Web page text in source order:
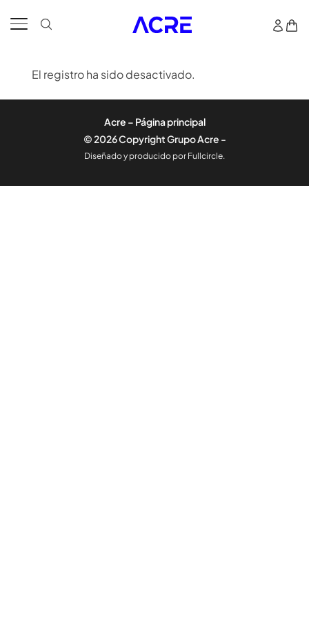
El registro ha sido desactivado.
© 2026 Copyright Grupo Acre -
Diseñado y producido por Fullcircle.
Acre – Página principal